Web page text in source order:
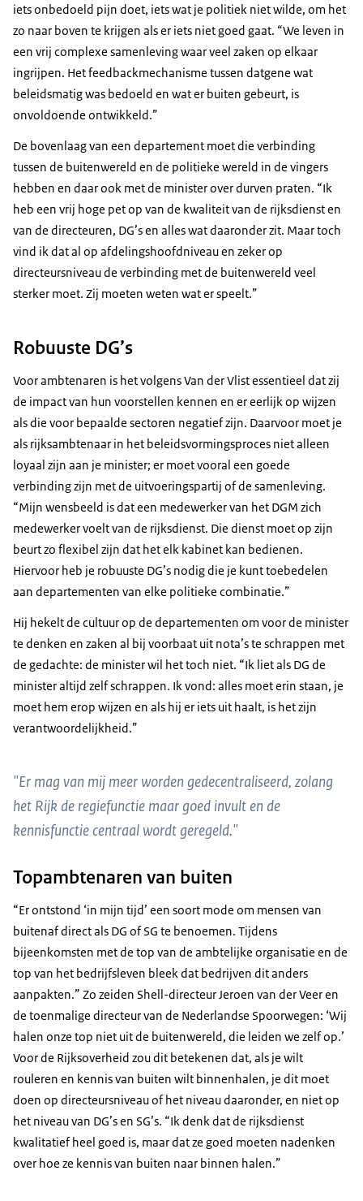
iets onbedoeld pijn doet, iets wat je politiek niet wilde, om het
zo naar boven te krijgen als er iets niet goed gaat. “We leven in
een vrij complexe samenleving waar veel zaken op elkaar
ingrijpen. Het feedbackmechanisme tussen datgene wat
beleidsmatig was bedoeld en wat er buiten gebeurt, is
onvoldoende ontwikkeld.”
De bovenlaag van een departement moet die verbinding
tussen de buitenwereld en de politieke wereld in de vingers
hebben en daar ook met de minister over durven praten. “Ik
heb een vrij hoge pet op van de kwaliteit van de rijksdienst en
van de directeuren, DG’s en alles wat daaronder zit. Maar toch
vind ik dat al op afdelingshoofdniveau en zeker op
directeursniveau de verbinding met de buitenwereld veel
sterker moet. Zij moeten weten wat er speelt.”
Robuuste DG’s
Voor ambtenaren is het volgens Van der Vlist essentieel dat zij
de impact van hun voorstellen kennen en er eerlijk op wijzen
als die voor bepaalde sectoren negatief zijn. Daarvoor moet je
als rijksambtenaar in het beleidsvormingsproces niet alleen
loyaal zijn aan je minister; er moet vooral een goede
verbinding zijn met de uitvoeringspartij of de samenleving.
“Mijn wensbeeld is dat een medewerker van het DGM zich
medewerker voelt van de rijksdienst. Die dienst moet op zijn
beurt zo flexibel zijn dat het elk kabinet kan bedienen.
Hiervoor heb je robuuste DG’s nodig die je kunt toebedelen
aan departementen van elke politieke combinatie.”
Hij hekelt de cultuur op de departementen om voor de minister
te denken en zaken al bij voorbaat uit nota’s te schrappen met
de gedachte: de minister wil het toch niet. “Ik liet als DG de
minister altijd zelf schrappen. Ik vond: alles moet erin staan, je
moet hem erop wijzen en als hij er iets uit haalt, is het zijn
verantwoordelijkheid.”
"Er mag van mij meer worden gedecentraliseerd, zolang
het Rijk de regiefunctie maar goed invult en de
kennisfunctie centraal wordt geregeld."
Topambtenaren van buiten
“Er ontstond ‘in mijn tijd’ een soort mode om mensen van
buitenaf direct als DG of SG te benoemen. Tijdens
bijeenkomsten met de top van de ambtelijke organisatie en de
top van het bedrijfsleven bleek dat bedrijven dit anders
aanpakten.” Zo zeiden Shell-directeur Jeroen van der Veer en
de toenmalige directeur van de Nederlandse Spoorwegen: ‘Wij
halen onze top niet uit de buitenwereld, die leiden we zelf op.’
Voor de Rijksoverheid zou dit betekenen dat, als je wilt
rouleren en kennis van buiten wilt binnenhalen, je dit moet
doen op directeursniveau of het niveau daaronder, en niet op
het niveau van DG’s en SG’s. “Ik denk dat de rijksdienst
kwalitatief heel goed is, maar dat ze goed moeten nadenken
over hoe ze kennis van buiten naar binnen halen.”